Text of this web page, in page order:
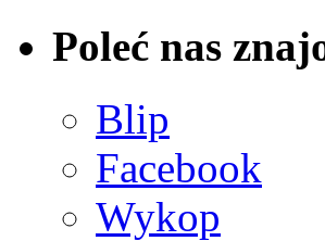
Poleć nas
Blip
Facebook
Wykop